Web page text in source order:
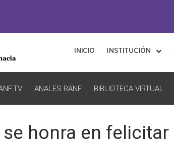
INICIO INSTITUCIÓN
ANALES RANF BIBLIOTECA VIRTUAL
se honra en